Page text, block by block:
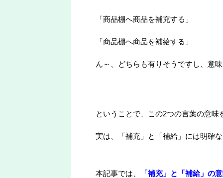
「商品棚へ商品を補充する」
「商品棚へ商品を補給する」
ん～、どちらも有りそうですし、意
ということで、この2つの言葉の意
実は、「補充」と「補給」には明確
本記事では、
「補充」と「補給」の